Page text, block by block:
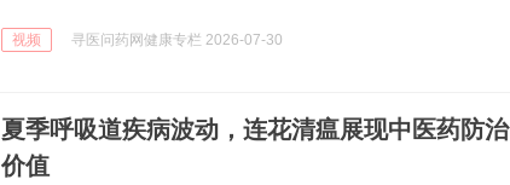
视频 寻医问药网健康专栏 2026-07-30
夏季呼吸道疾病波动，连花清瘟展现中医药防治
价值